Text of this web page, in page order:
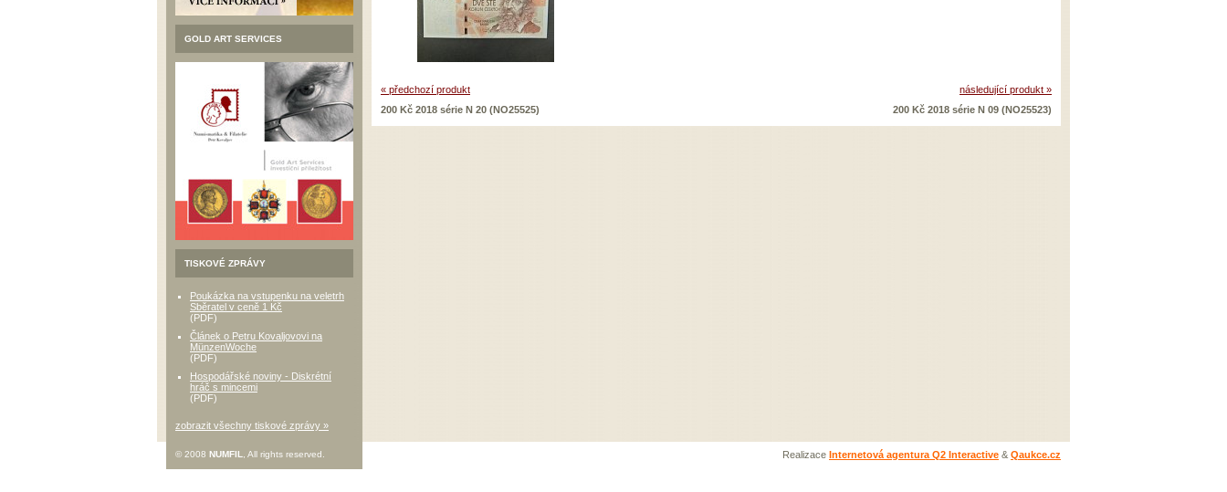
GOLD ART SERVICES
TISKOVÉ ZPRÁVY
Poukázka na vstupenku na veletrh
Sběratel v ceně 1 Kč
(PDF)
Článek o Petru Kovaljovovi na
MünzenWoche
(PDF)
Hospodářské noviny - Diskrétní
hráč s mincemi
(PDF)
zobrazit všechny tiskové zprávy »
« předchozí produkt
200 Kč 2018 série N 20 (NO25525)
následující produkt »
200 Kč 2018 série N 09 (NO25523)
© 2008 NUMFIL , All rights reserved. Realizace Internetová agentura Q2 Interactive & Qaukce.cz